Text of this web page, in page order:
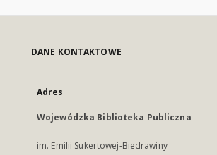
DANE KONTAKTOWE
Adres
Wojewódzka Biblioteka Publiczna
im. Emilii Sukertowej-Biedrawiny